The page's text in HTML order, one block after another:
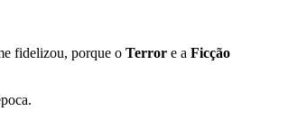
fidelizou, porque o Terror e a Ficção